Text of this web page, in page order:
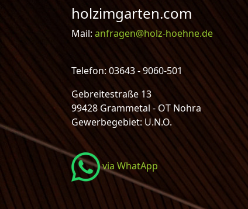
holzimgarten.com
Mail: anfragen@holz-hoehne.de
Telefon: 03643 - 9060-501
Gebreitestraße 13
99428 Grammetal - OT Nohra
Gewerbegebiet: U.N.O.
via WhatApp